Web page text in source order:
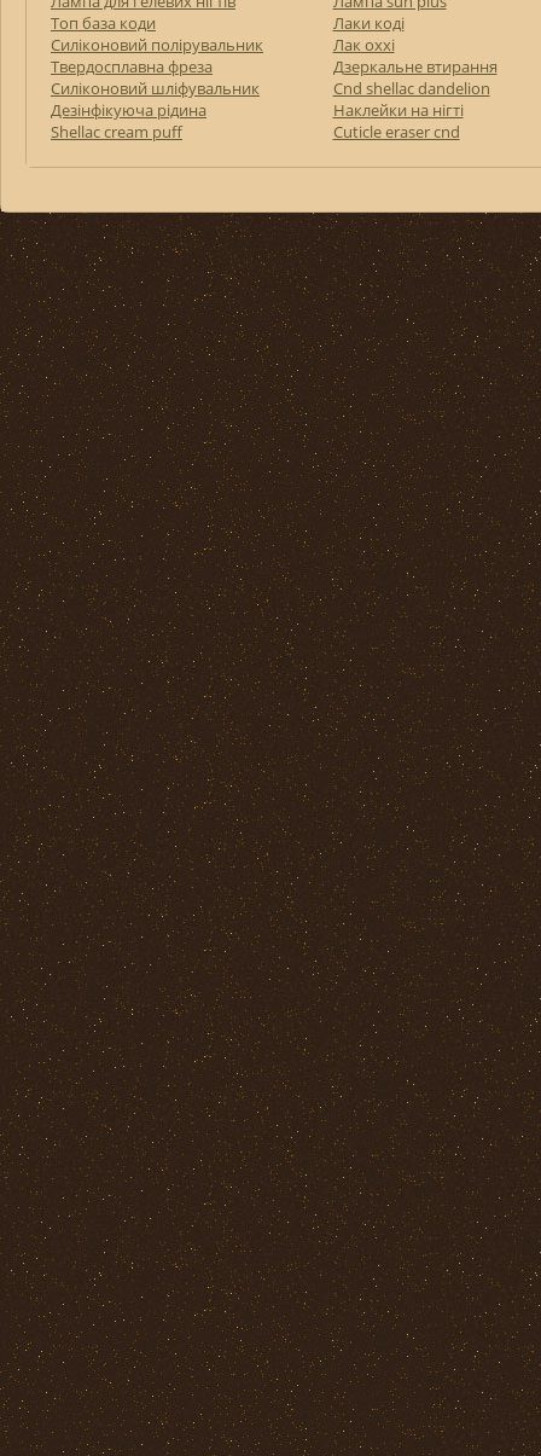
Топ база коди
Силіконовий полірувальник
Твердосплавна фреза
Силіконовий шліфувальник
Дезінфікуюча рідина
Shellac cream puff
Лаки коді
Лак оххі
Дзеркальне втирання
Cnd shellac dandelion
Наклейки на нігті
Cuticle eraser cnd